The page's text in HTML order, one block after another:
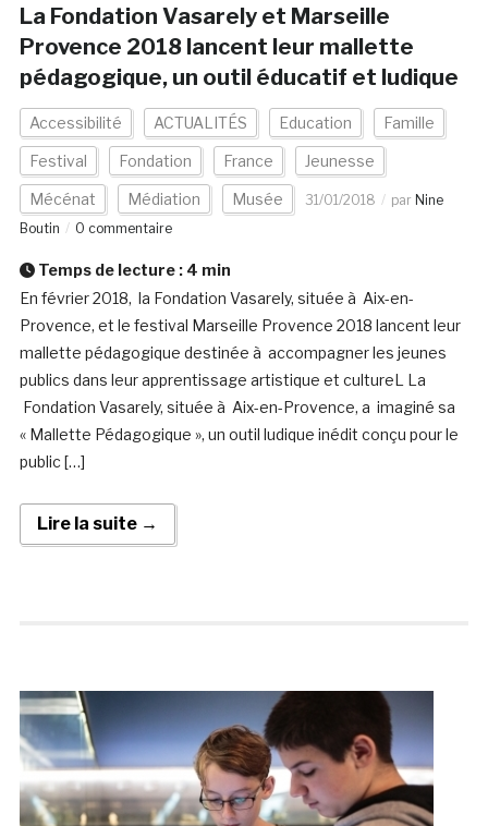
La Fondation Vasarely et Marseille
Provence 2018 lancent leur mallette
pédagogique, un outil éducatif et ludique
Accessibilité ACTUALITÉS Education Famille
Festival Fondation France Jeunesse
Mécénat Médiation Musée 31/01/2018 par Nine
Boutin
0 commentaire
Temps de lecture : 4 min
En février 2018, la Fondation Vasarely, située à Aix-en-
Provence, et le festival Marseille Provence 2018 lancent leur
mallette pédagogique destinée à accompagner les jeunes
publics dans leur apprentissage artistique et cultureL La
Fondation Vasarely, située à Aix-en-Provence, a imaginé sa
« Mallette Pédagogique », un outil ludique inédit conçu pour le
public […]
Lire la suite →